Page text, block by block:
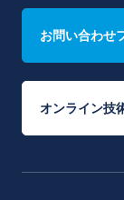
お問い合わせ
オンライン技